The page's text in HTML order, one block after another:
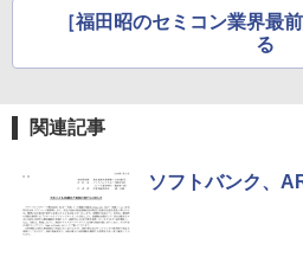
ゲーミングモ
ター 100Hz
ネル ノング
ニター
日本史探偵コ
￥1,964
￥3,480
BUGS LIFE
コカ・コーラ
ベルレス
スーパーの裏で
版ビッグガンガ
［福田昭のセミコン業界最
る
関連記事
ソフトバンク、